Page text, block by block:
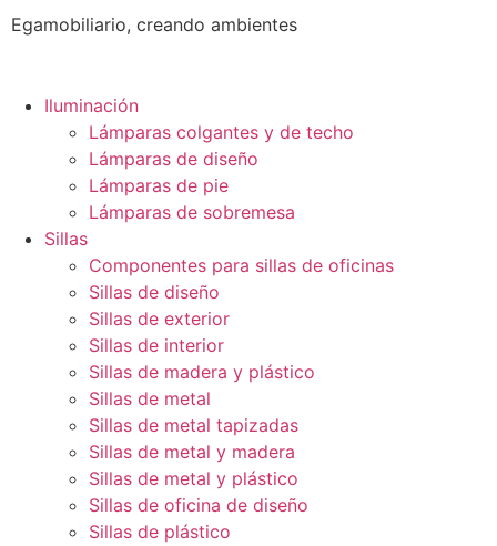
Egamobiliario, creando ambientes
Iluminación
Lámparas colgantes y de techo
Lámparas de diseño
Lámparas de pie
Lámparas de sobremesa
Sillas
Componentes para sillas de oficinas
Sillas de diseño
Sillas de exterior
Sillas de interior
Sillas de madera y plástico
Sillas de metal
Sillas de metal tapizadas
Sillas de metal y madera
Sillas de metal y plástico
Sillas de oficina de diseño
Sillas de plástico